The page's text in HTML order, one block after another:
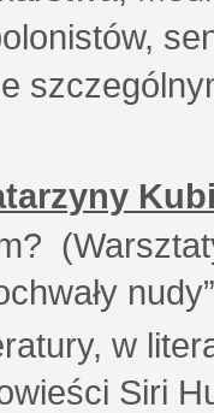
w
Siri